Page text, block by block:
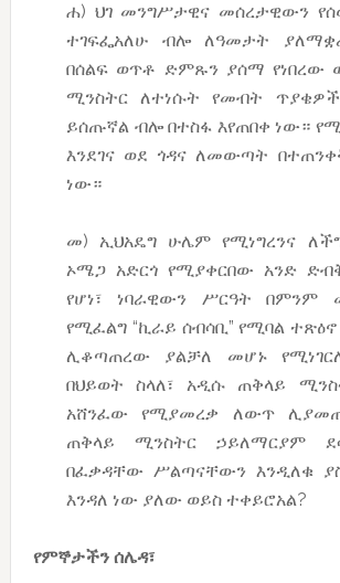
ሐ) ህገ መንግሥታዊና መሰረታዊውን
ተገፍፌአለሁ ብሎ ለዓመታት
በሰልፍ ወጥቶ ድምጹን ያሰማ የነበረው
ሚንስትር ለተነሱት የመብት
ይሰጡኛል ብሎ በተስፋ እየጠበቀ ነው።
እንደገና ወደ ጎዳና ለመውጣት
ነው።
መ) ኢህአዴግ ሁሌም የሚነግረንና
ኦሜጋ አድርጎ የሚያቀርበው አንድ
የሆነ፣ ነባራዊውን ሥርዓት በምንም
የሚፈልግ “ኪራይ ሰብሳቢ” የሚባል
ሊቆጣጠረው ያልቻለ መሆኑ
በህይወት ስላለ፣ አዲሱ ጠቅላይ
አሸንፈው የሚያመረቃ ለውጥ
ጠቅላይ ሚንስትር ኃይለማርያም
በፈቃዳቸው ሥልጣናቸውን እንዲለቁ
እንዳለ ነው ያለው ወይስ ተቀይሮአል?
የምኞታችን ሰሌዳ፣